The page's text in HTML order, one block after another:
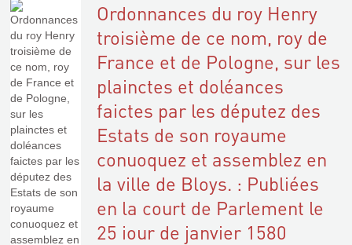
Ordonnances du roy Henry
troisième de ce nom, roy de
France et de Pologne, sur les
plainctes et doléances
faictes par les députez des
Estats de son royaume
conuoquez et assemblez en
la ville de Bloys. : Publiées
en la court de Parlement le
25 iour de janvier 1580